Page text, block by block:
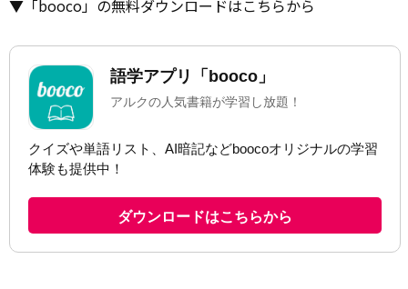
▼「booco」の無料ダウンロードはこちらから